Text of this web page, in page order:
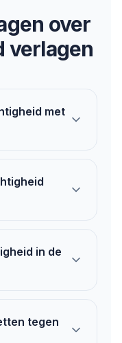
over
verlagen
met
in de
tegen